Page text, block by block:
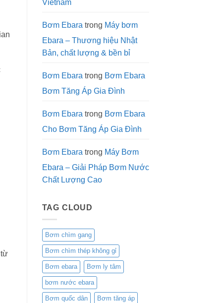
Lý
Nghiệp
Vietnam
Bơm Ebara trong Máy bơm
Ebara – Thương hiệu Nhật
Bản, chất lượng & bền bỉ
Bơm Ebara trong Bơm Ebara
Bơm Tăng Áp Gia Đình
Bơm Ebara trong Bơm Ebara
Cho Bơm Tăng Áp Gia Đình
Bơm Ebara trong Máy Bơm
Ebara – Giải Pháp Bơm Nước
Chất Lượng Cao
TAG CLOUD
Bơm chìm gang
Bơm chìm thép không gỉ
Bơm ebara Bơm ly tâm
bơm nước ebara
Bơm quốc dân Bơm tăng áp